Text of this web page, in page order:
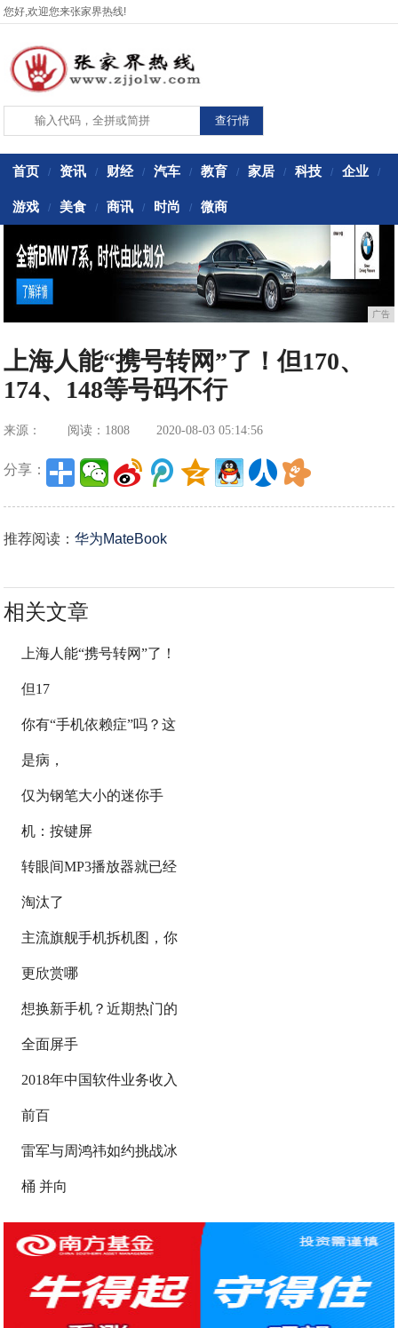
您好,欢迎您来张家界热线!
首页 / 资讯 / 财经 / 汽车 / 教育 / 家居 / 科技 / 企业 /
游戏 / 美食 / 商讯 / 时尚 / 微商
广告
上海人能“携号转网”了！但170、
174、148等号码不行
来源： 阅读：1808 2020-08-03 05:14:56
分享：
推荐阅读：华为MateBook
相关文章
上海人能“携号转网”了！
但17
你有“手机依赖症”吗？这
是病，
仅为钢笔大小的迷你手
机：按键屏
转眼间MP3播放器就已经
淘汰了
主流旗舰手机拆机图，你
更欣赏哪
想换新手机？近期热门的
全面屏手
2018年中国软件业务收入
前百
雷军与周鸿祎如约挑战冰
桶 并向